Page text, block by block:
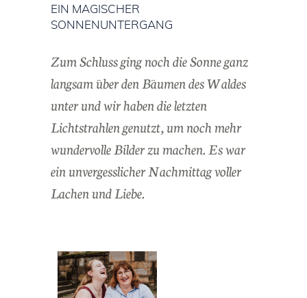
EIN MAGISCHER
SONNENUNTERGANG
Zum Schluss ging noch die Sonne ganz
langsam über den Bäumen des Waldes
unter und wir haben die letzten
Lichtstrahlen genutzt, um noch mehr
wundervolle Bilder zu machen. Es war
ein unvergesslicher Nachmittag voller
Lachen und Liebe.